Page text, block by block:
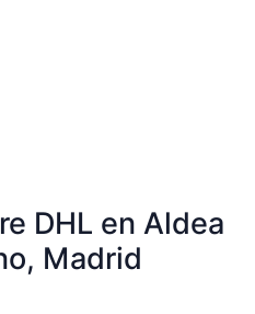
DHL en Aldea
Madrid